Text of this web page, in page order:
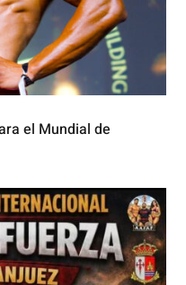
el Mundial de